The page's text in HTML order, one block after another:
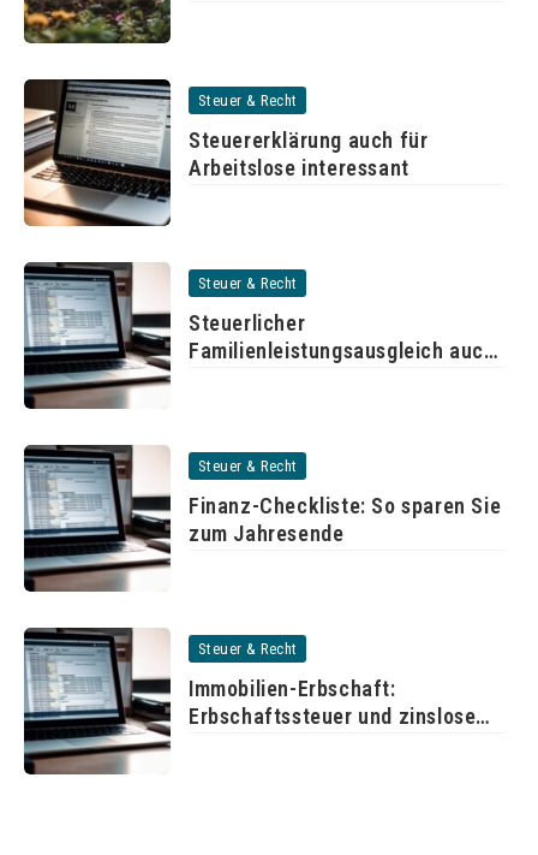
Steuer & Recht
Steuererklärung auch für
Arbeitslose interessant
Steuer & Recht
Steuerlicher
Familienleistungsausgleich auch
Steuer & Recht
Finanz-Checkliste: So sparen Sie
zum Jahresende
Steuer & Recht
Immobilien-Erbschaft:
Erbschaftssteuer und zinslose